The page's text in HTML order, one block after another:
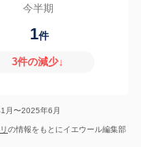
今半期
1件
3件の減少↓
月〜2025年6月
の情報をもとにイエウール編集部